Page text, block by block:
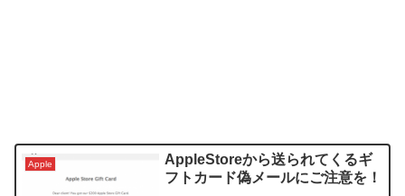
Apple
AppleStoreから送られてくるギ
フトカード偽メールにご注意を！